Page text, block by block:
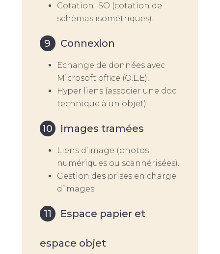
Cotation ISO (cotation de
schémas isométriques).
Connexion
Echange de données avec
Microsoft office (O.L.E),
Hyper liens (associer une doc
technique à un objet).
Images tramées
Liens d’image (photos
numériques ou scannérisées).
Gestion des prises en charge
d’images
Espace papier et
espace objet